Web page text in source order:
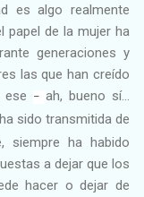
es algo realmente
papel de la mujer ha
generaciones y
las que han creído
ese – ah, bueno sí…
sido transmitida de
siempre ha habido
a dejar que los
hacer o dejar de